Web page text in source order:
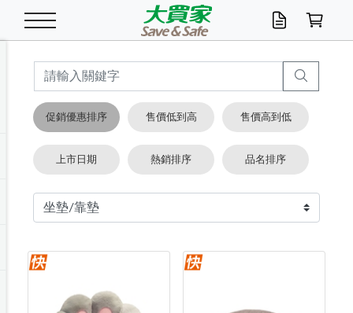
米/五穀/濃湯 米/糙米
五穀/南北貨
湯類/湯塊
油/調味料
食用油
醬油.油膏.蠔油
泡麵 / 麵條
包麵
碗麵/義大利麵
麵條/快煮麵/米粉
魚罐
醬菜/玉米罐
休閒零嘴 初一十五拜拜懶
零嘴
堅果/海苔
美味餅乾
餅乾
糕餅/點心
糖果/巧克力
糖果/蜜餞/果凍
巧克力
茶飲料
果汁咖啡
碳酸/礦泉水
養生保健/常備品 雞精/飲品
機能保健
奶粉/穀麥片
奶粉
麥片/玉米片
沖調穀粉/隨手包
特色茶品
綠茶
紅茶
奶茶/花草茶
即溶咖啡
咖啡豆/粉/濾掛
可可/糖/奶精
沐浴乳香皂 沐浴乳
香皂/洗手乳
美髮造型
洗髮/護髮
造型髮品
口腔清潔
牙 刷
牙膏/漱口水
潔顏產品
卸妝/粉刺調理
開架/身體保養
臉部保養
面/眼膜
鍋具/飲水/廚房 鍋具/餐具
保鮮/微波
掃除用具/照明/五金
掃除/清潔用具
洗衣/曬衣用具
電池/延長線
傢飾/收納/衛浴
寢具/家具
收納用品
衛浴/毛巾
寵物食品
寵物清潔/百貨
衛生紙/濕巾 抽取衛生紙/濕巾
廚房紙巾/平版/
箱購免運區
衣物清潔
洗衣精
洗衣粉/皂
漂白水/柔軟精
居家清潔
廚房/餐具清潔
浴廁/水管清潔
居家清潔/除濕芳
衛生棉
成人/嬰兒紙尿褲
箱購免運區
嬰兒尿布
成人紙尿褲
廚房家電 料理鍋具
烤箱/微波/電磁爐
快煮壺/烘碗機
季節家電
除濕/清淨機
風扇/防蚊家電
生活家電
除塵家電
美容家電
電腦周邊
數位週邊
手機/平板周邊
文具/辦公用品 文具用品
辦公文具/收納
玩具/擺設小物
汽機車百貨
機車/腳踏車百貨
汽車百貨
休閒/運動
戶外/休閒用品
健身/按摩/瑜珈
測量/護具/其他
服飾內著
配件
男/女/機能包
冷凍免運 生鮮食品
調理食品
箱購免運
食品免運
清潔用品免運
居家/汽百用品
主題專區
季節活動
店長推薦
這夏不怕熱
促銷優惠排序 售價低到高 售價高到低
上市日期 熱銷排序 品名排序